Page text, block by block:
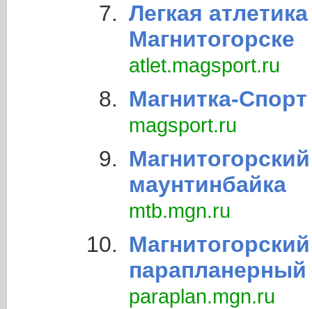
Легкая
Магнитогорске
atlet.magsport.ru
Магнитка-Спорт
magsport.ru
маунтинбайка
mtb.mgn.ru
Магнитогорский
paraplan.mgn.ru